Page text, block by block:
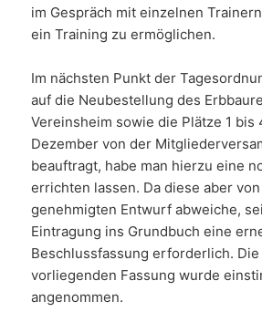
im Gespräch mit einzelnen
ein Training zu ermöglichen.
Im nächsten Punkt der
auf die Neubestellung des
Vereinsheim sowie die Plätze 1 bis
Dezember von der
beauftragt, habe man hierzu eine
errichten lassen. Da diese aber
genehmigten Entwurf abweiche,
Eintragung ins Grundbuch eine
Beschlussfassung erforderlich.
vorliegenden Fassung wurde
angenommen.